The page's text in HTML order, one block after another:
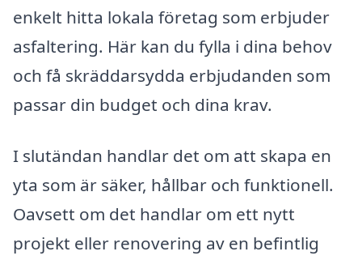
enkelt hitta lokala företag som erbjuder
asfaltering. Här kan du fylla i dina behov
och få skräddarsydda erbjudanden som
passar din budget och dina krav.
I slutändan handlar det om att skapa en
yta som är säker, hållbar och funktionell.
Oavsett om det handlar om ett nytt
projekt eller renovering av en befintlig